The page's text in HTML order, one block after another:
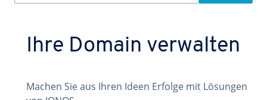
Ihre Domain verwalten
Machen Sie aus Ihren Ideen Erfolge mit Lösungen